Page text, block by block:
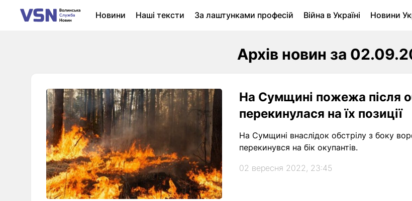
Новини Наші тексти За лаштунками професій Війна в Україні Новини
Архів новин за
На Сумщині пожежа після
перекинулася на їх позиції
На Сумщині внаслідок обстрілу з боку
перекинувся на бік окупантів.
02 вересня 2022, 23:45